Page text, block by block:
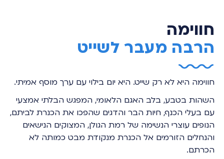
חווימה
הרבה מעבר לשייט
חווימה היא לא רק שייט. היא יום בילוי עם ערך מוסף אמיתי.
השהות בטבע, בלב האגם הלאומי, המפגש הבלתי אמצעי
עם בעלי הכנף, חיות הבר והדגים שהפכו את הכנרת לביתם,
הנופים עוצרי הנשימה של רמת הגולן, המצוקים הנישאים
והנחלים הזורמים אל הכנרת מנקודת מבט כמותה לא
הכרתם.